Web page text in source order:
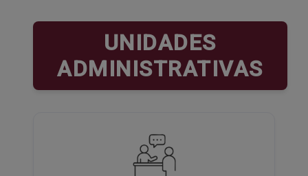
UNIDADES
ADMINISTRATIVAS